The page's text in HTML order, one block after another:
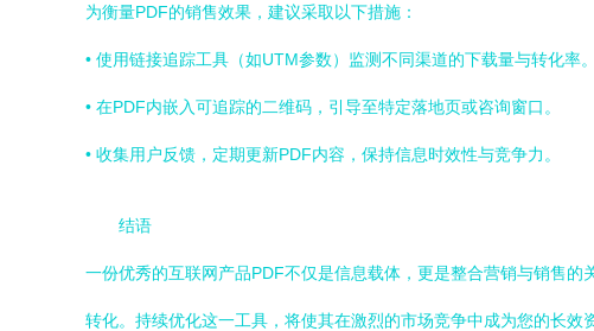
为衡量PDF的销售效果，建议采取以下措施：
• 使用链接追踪工具（如UTM参数）监测不同渠道的下载量与转化率。
• 在PDF内嵌入可追踪的二维码，引导至特定落地页或咨询窗口。
• 收集用户反馈，定期更新PDF内容，保持信息时效性与竞争力。
结语
一份优秀的互联网产品PDF不仅是信息载体，更是整合营销与销售
转化。持续优化这一工具，将使其在激烈的市场竞争中成为您的长效